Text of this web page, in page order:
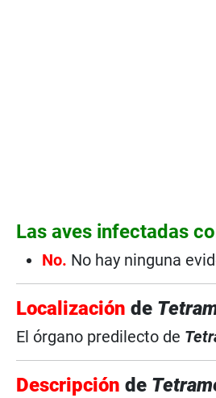
Las aves infectadas
No. No hay ninguna
Localizaciónde
El órgano predilecto de
Descripciónde